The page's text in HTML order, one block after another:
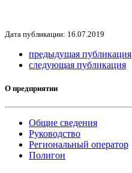
Дата публикации: 16.07.2019
предыдущая публикация
следующая публикация
О предприятии
Общие сведения
Руководство
Региональный оператор
Полигон